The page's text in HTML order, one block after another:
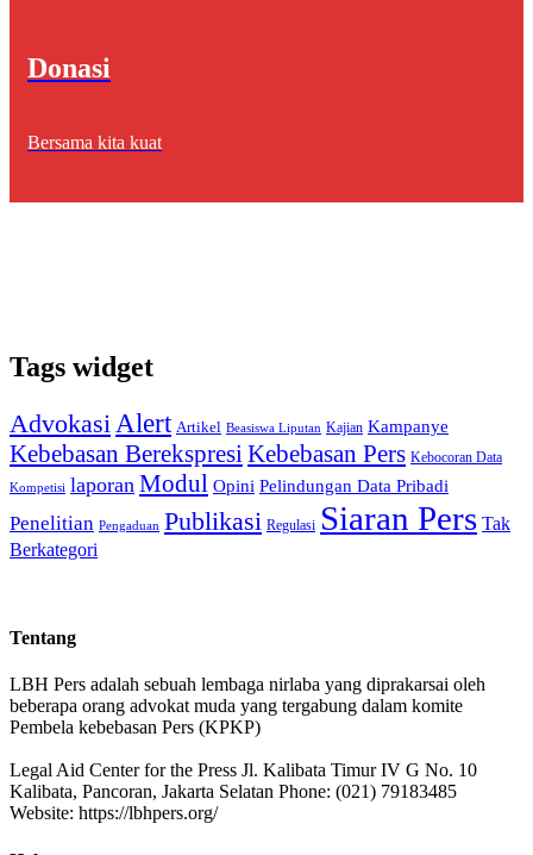
Donasi
Bersama kita kuat
Tags widget
Advokasi Alert Artikel Beasiswa Liputan Kajian Kampanye
Kebebasan Berekspresi Kebebasan Pers Kebocoran Data
Kompetisi laporan Modul Opini Pelindungan Data Pribadi
Penelitian Pengaduan Publikasi Regulasi Siaran Pers Tak
Berkategori
Tentang
LBH Pers adalah sebuah lembaga nirlaba yang diprakarsai oleh
beberapa orang advokat muda yang tergabung dalam komite
Pembela kebebasan Pers (KPKP)
Legal Aid Center for the Press Jl. Kalibata Timur IV G No. 10
Kalibata, Pancoran, Jakarta Selatan Phone: (021) 79183485
Website: https://lbhpers.org/